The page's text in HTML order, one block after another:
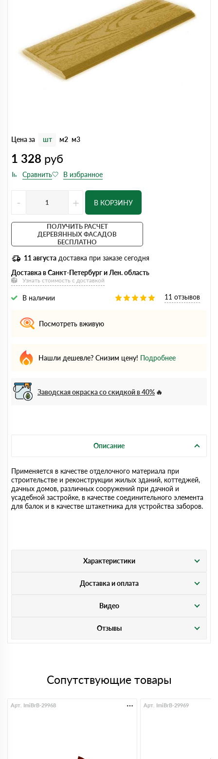
Цена за шт м2 м3
1 328 руб
- + В КОРЗИНУ
ПОЛУЧИТЬ РАСЧЕТ
ДЕРЕВЯННЫХ ФАСАДОВ
БЕСПЛАТНО
11 августа доставка при заказе сегодня
Доставка в Санкт-Петербург и Лен. область
Узнать стоимость с доставкой
В наличии 11 отзывов
Посмотреть вживую
Нашли дешевле? Снизим цену! Подробнее
Заводская окраска со скидкой в 40%
Описание
Применяется в качестве отделочного материала при
строительстве и реконструкции жилых зданий, коттеджей,
дачных домов, различных сооружений при дачной и
усадебной застройке, в качестве соединительного элемента
для балок и в качестве штакетника для устройства заборов.
Характеристики
Доставка и оплата
Видео
Отзывы
Сопутствующие товары
Арт. ImiBrB-29968 Арт. ImiBrB-29969